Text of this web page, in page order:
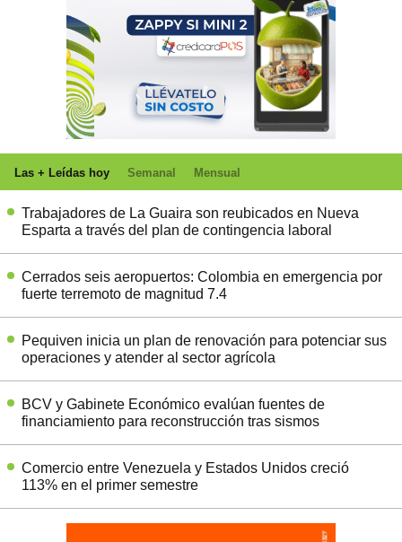
Las + Leídas hoy Semanal Mensual
Trabajadores de La Guaira son reubicados en Nueva
Esparta a través del plan de contingencia laboral
Cerrados seis aeropuertos: Colombia en emergencia por
fuerte terremoto de magnitud 7.4
Pequiven inicia un plan de renovación para potenciar sus
operaciones y atender al sector agrícola
BCV y Gabinete Económico evalúan fuentes de
financiamiento para reconstrucción tras sismos
Comercio entre Venezuela y Estados Unidos creció
113% en el primer semestre